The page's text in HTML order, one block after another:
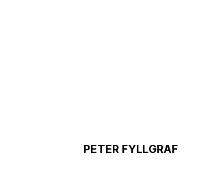
PETER FYLLGRAF